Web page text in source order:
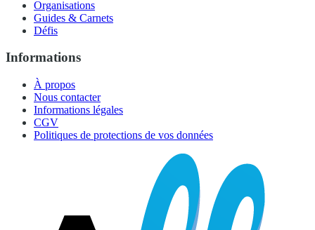
Organisations
Guides & Carnets
Défis
Informations
À propos
Nous contacter
Informations légales
CGV
Politiques de protections de vos données